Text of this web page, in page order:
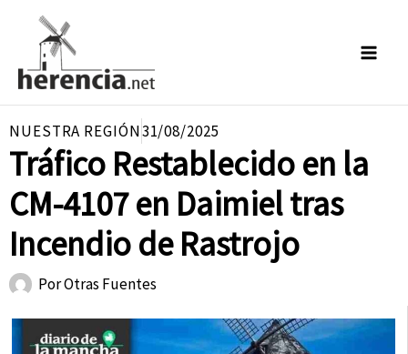
contenido
NUESTRA REGIÓN31/08/2025
Tráfico Restablecido en la
CM-4107 en Daimiel tras
Incendio de Rastrojo
PorOtras Fuentes